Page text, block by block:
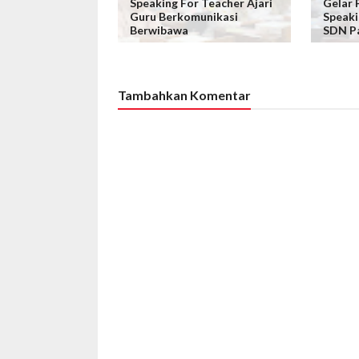
Speaking For Teacher Ajari
Guru Berkomunikasi
Berwibawa
Gelar
SDN
Tambahkan Komentar